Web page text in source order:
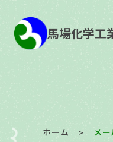
馬場化学工
ホーム > メ